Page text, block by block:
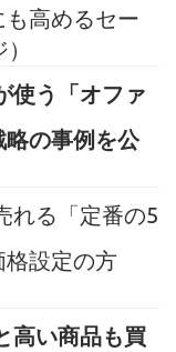
高めるセー
使う「オファ
の事例を公
れる「定番の5
設定の方
高い商品も買